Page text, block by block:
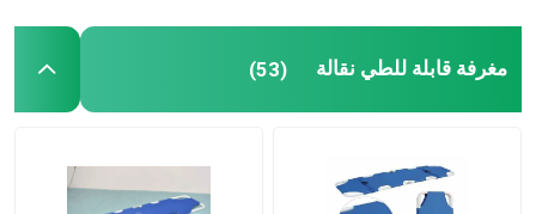
المنزل
فيديوهات
مغرفة قابلة للطي نقالة (53)